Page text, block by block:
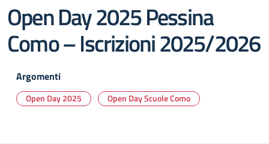
Open Day 2025 Pessina
Como – Iscrizioni 2025/2026
Argomenti
Open Day 2025 Open Day Scuole Como